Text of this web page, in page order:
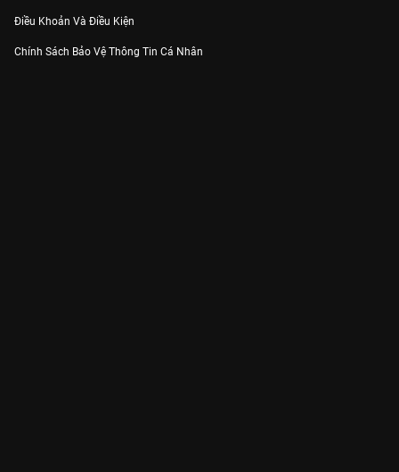
Điều Khoản Và Điều Kiện
Chính Sách Bảo Vệ Thông Tin Cá Nhân